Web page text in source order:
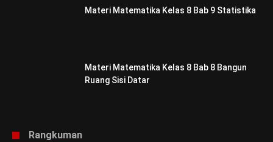
Materi Matematika Kelas 8 Bab 9 Statistika
Materi Matematika Kelas 8 Bab 8 Bangun
Ruang Sisi Datar
Rangkuman